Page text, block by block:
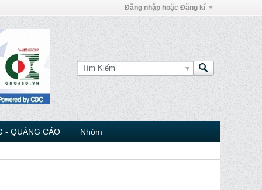
Đăng nhập hoặc Đăng kí
- QUẢNG CÁO Nhóm